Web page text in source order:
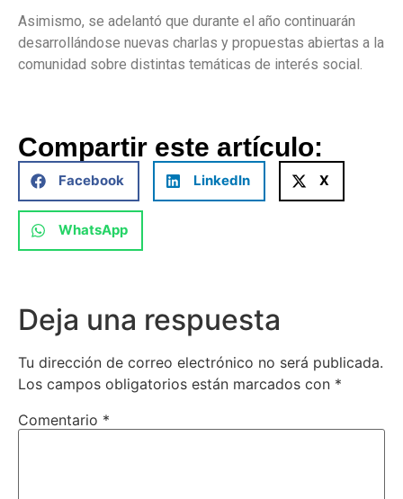
Asimismo, se adelantó que durante el año continuarán
desarrollándose nuevas charlas y propuestas abiertas a la
comunidad sobre distintas temáticas de interés social.
Compartir este artículo:
Facebook LinkedIn X
WhatsApp
Deja una respuesta
Tu dirección de correo electrónico no será publicada.
Los campos obligatorios están marcados con *
Comentario *